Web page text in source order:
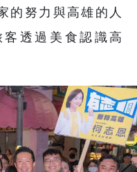
的努力與高雄的人
透過美食認識高